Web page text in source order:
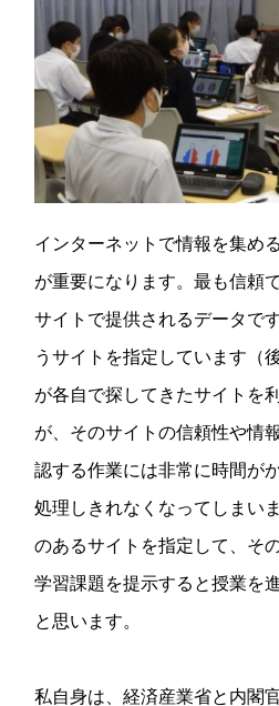
インターネットで情報を集め
が重要になります。最も信頼
サイトで提供されるデータで
うサイトを指定しています（
が各自で探してきたサイトを
が、そのサイトの信頼性や情
認する作業には非常に時間が
処理しきれなくなってしまい
のあるサイトを指定して、そ
学習課題を提示すると授業を
と思います。
私自身は、経済産業省と内閣